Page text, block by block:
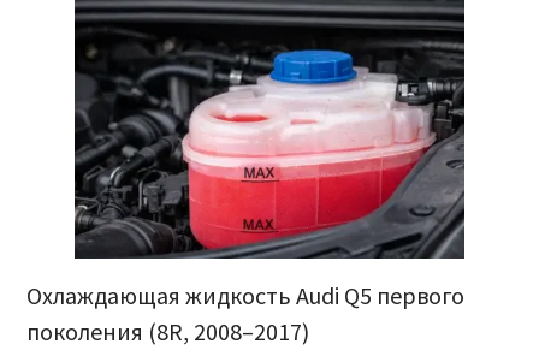
Охлаждающая жидкость Audi Q5 первого
поколения (8R, 2008–2017)